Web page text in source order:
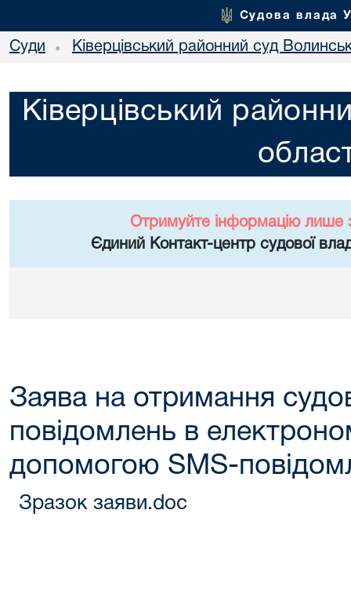
Судова влада
Суди • Ківерцівський районний суд
Ківерцівський
Отримуйте інформацію лише
Єдиний Контакт-центр судової
Заява на отримання
повідомлень в
допомогою SMS-
Зразок заяви.doc